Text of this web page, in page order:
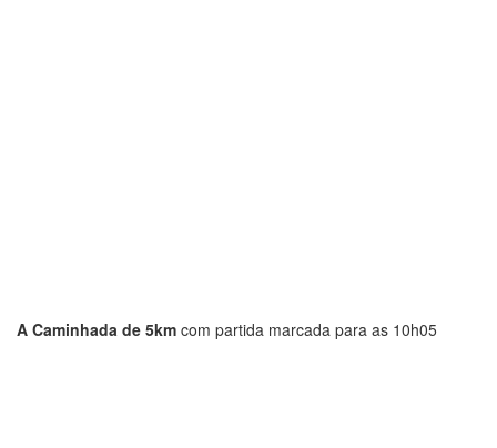
A Caminhada de 5km com partida marcada para as 10h05